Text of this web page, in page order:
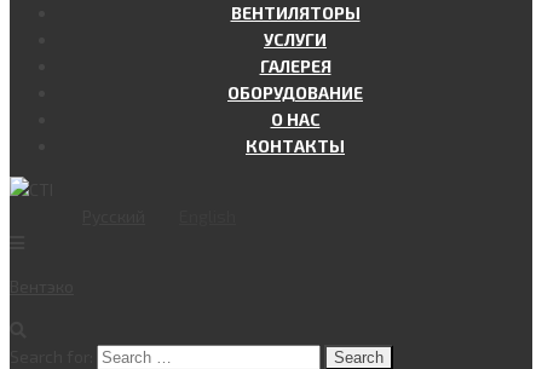
ВЕНТИЛЯТОРЫ
УСЛУГИ
ГАЛЕРЕЯ
ОБОРУДОВАНИЕ
О НАС
КОНТАКТЫ